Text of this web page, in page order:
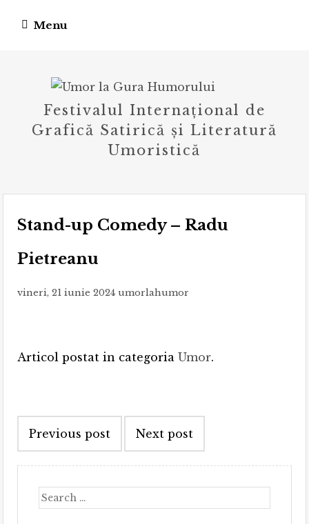
Menu
Festivalul Internațional de
Grafică Satirică și Literatură
Umoristică
Stand-up Comedy – Radu
Pietreanu
vineri, 21 iunie 2024 umorlahumor
Articol postat in categoriaUmor.
navigation
Previous post Next post
Search